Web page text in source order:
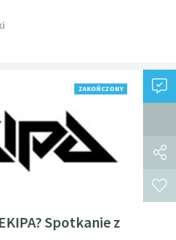
ZAKOŃCZONY
Spotkanie z